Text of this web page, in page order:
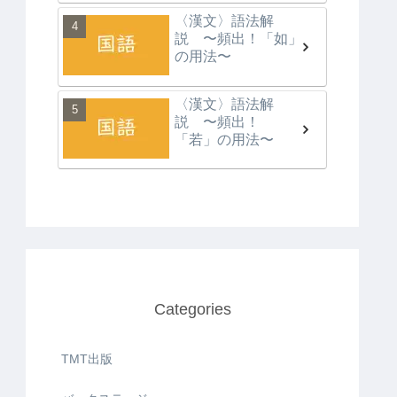
〈漢文〉語法解
説 〜頻出！「如」
の用法〜
〈漢文〉語法解
説 〜頻出！
「若」の用法〜
Categories
TMT出版